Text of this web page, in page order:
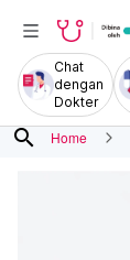
Chat
dengan
Dokter
search Home